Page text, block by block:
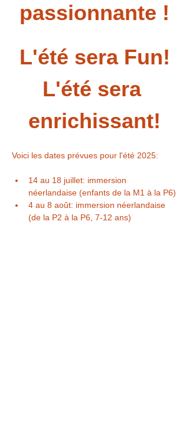
passionnante !
L'été sera Fun!
L'été sera
enrichissant!
Voici les dates prévues pour l'été 2025:
14 au 18 juillet: immersion
néerlandaise (enfants de la M1 à la P6)
4 au 8 août: immersion néerlandaise
(de la P2 à la P6, 7-12 ans)